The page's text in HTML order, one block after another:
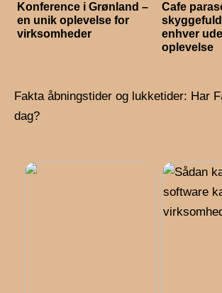
Konference i Grønland –
en unik oplevelse for
virksomheder
Cafe
enhver
oplevelse
Fakta åbningstider og lukketider: Har
dag?